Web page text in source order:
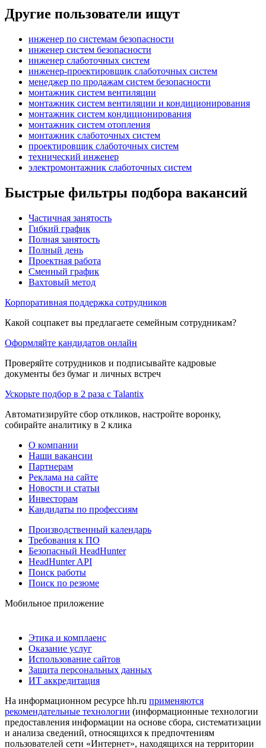
Другие пользователи ищут
инженер по системам безопасности
инженер систем безопасности
инженер слаботочных систем
инженер-проектировщик слаботочных систем
менеджер по продажам систем безопасности
монтажник систем вентиляции
монтажник систем вентиляции и кондиционирования
монтажник систем кондиционирования
монтажник систем отопления
монтажник слаботочных систем
проектировщик слаботочных систем
технический инженер
электромонтажник слаботочных систем
Быстрые фильтры подбора вакансий
Частичная занятость
Гибкий график
Полная занятость
Полный день
Проектная работа
Сменный график
Вахтовый метод
Корпоративная поддержка сотрудников
Какой соцпакет вы предлагаете семейным сотрудникам?
Оформляйте кандидатов онлайн
Проверяйте сотрудников и подписывайте кадровые
документы без бумаг и личных встреч
Ускорьте подбор в 2 раза с Talantix
Автоматизируйте сбор откликов, настройте воронку,
собирайте аналитику в 2 клика
О компании
Наши вакансии
Партнерам
Реклама на сайте
Новости и статьи
Инвесторам
Кандидаты по профессиям
Производственный календарь
Требования к ПО
Безопасный HeadHunter
HeadHunter API
Поиск работы
Поиск по резюме
Мобильное приложение
Этика и комплаенс
Оказание услуг
Использование сайтов
Защита персональных данных
ИТ аккредитация
На информационном ресурсе hh.ru применяются
рекомендательные технологии (информационные технологии
предоставления информации на основе сбора, систематизации
и анализа сведений, относящихся к предпочтениям
пользователей сети «Интернет», находящихся на территории